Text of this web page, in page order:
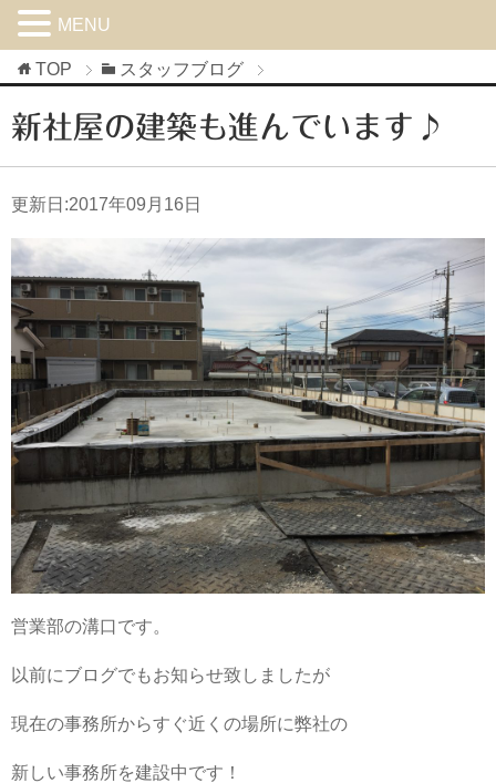
TOP スタッフブログ
新社屋の建築も進んでいます♪
更新日:2017年09月16日
営業部の溝口です。
以前にブログでもお知らせ致しましたが
現在の事務所からすぐ近くの場所に弊社の
新しい事務所を建設中です！
MENU